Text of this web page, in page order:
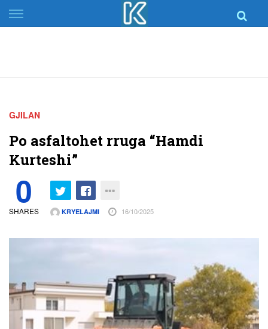
Skip
to
GJILAN
Po asfaltohet rruga “Hamdi
Kurteshi”
0
SHARES KRYELAJMI 16/10/2025